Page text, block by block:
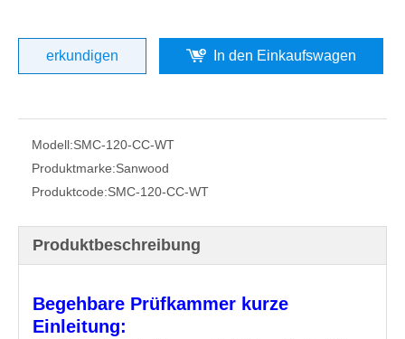
erkundigen In den Einkaufswagen
Modell:SMC-120-CC-WT
Produktmarke:Sanwood
Produktcode:SMC-120-CC-WT
Produktbeschreibung
Begehbare Prüfkammer kurze
Einleitung: